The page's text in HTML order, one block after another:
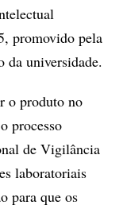
promovido pela
da universidade.
o produto no
processo
de Vigilância
laboratoriais
para que os